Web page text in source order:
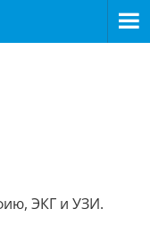
ЭКГ и УЗИ.